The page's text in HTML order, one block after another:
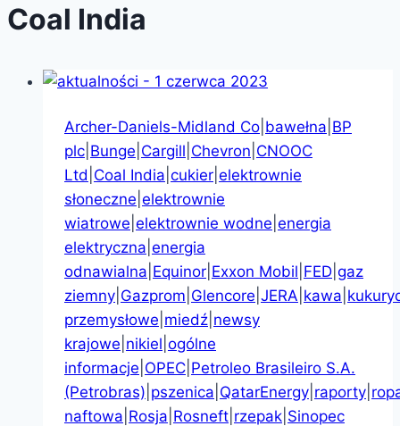
Coal India
Archer-Daniels-Midland Co bawełna BP
plc Bunge Cargill Chevron CNOOC
Ltd Coal India cukier elektrownie
słoneczne elektrownie
wiatrowe elektrownie wodne energia
elektryczna energia
odnawialna Equinor Exxon Mobil FED gaz
ziemny Gazprom Glencore JERA kawa
przemysłowe miedź newsy
krajowe nikiel ogólne
informacje OPEC Petroleo Brasileiro S.A.
(Petrobras) pszenica QatarEnergy raporty
naftowa Rosja Rosneft rzepak Sinopec